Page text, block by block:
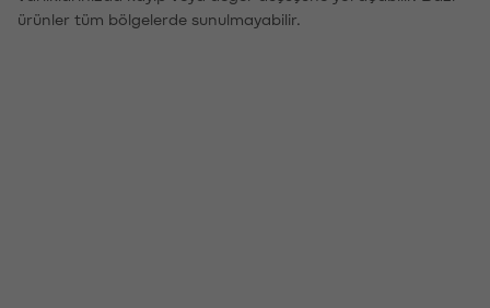
ürünler tüm bölgelerde sunulmayabilir.